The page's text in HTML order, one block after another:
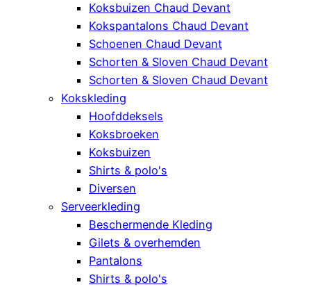
Koksbuizen Chaud Devant
Kokspantalons Chaud Devant
Schoenen Chaud Devant
Schorten & Sloven Chaud Devant
Schorten & Sloven Chaud Devant
Kokskleding
Hoofddeksels
Koksbroeken
Koksbuizen
Shirts & polo's
Diversen
Serveerkleding
Beschermende Kleding
Gilets & overhemden
Pantalons
Shirts & polo's